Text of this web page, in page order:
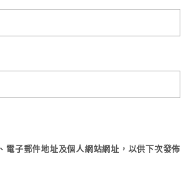
電子郵件地址及個人網站網址，以供下次發佈